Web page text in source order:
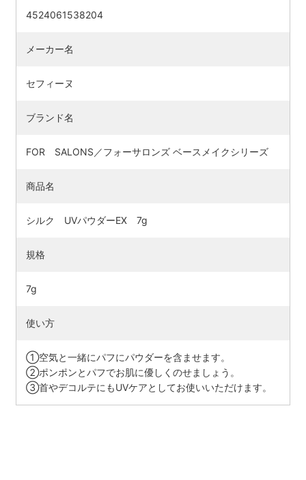
4524061538204
メーカー名
セフィーヌ
ブランド名
FOR SALONS／フォーサロンズ ベースメイクシリーズ
商品名
シルク UVパウダーEX 7g
規格
7g
使い方
①空気と一緒にパフにパウダーを含ませます。
②ポンポンとパフでお肌に優しくのせましょう。
③首やデコルテにもUVケアとしてお使いいただけます。